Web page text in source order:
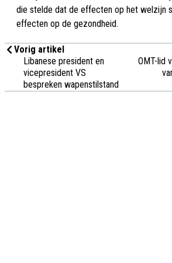
die stelde dat de effecten op het welzijn
effecten op de gezondheid.
Vorig artikel
Libanese president en
vicepresident VS
bespreken wapenstilstand
OMT-lid